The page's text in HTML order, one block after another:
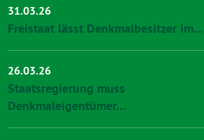
31.03.26
Freistaat lässt Denkmalbesitzer im…
26.03.26
Staatsregierung muss
Denkmaleigentümer…